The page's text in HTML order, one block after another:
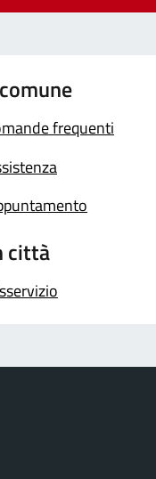
frequenti
città